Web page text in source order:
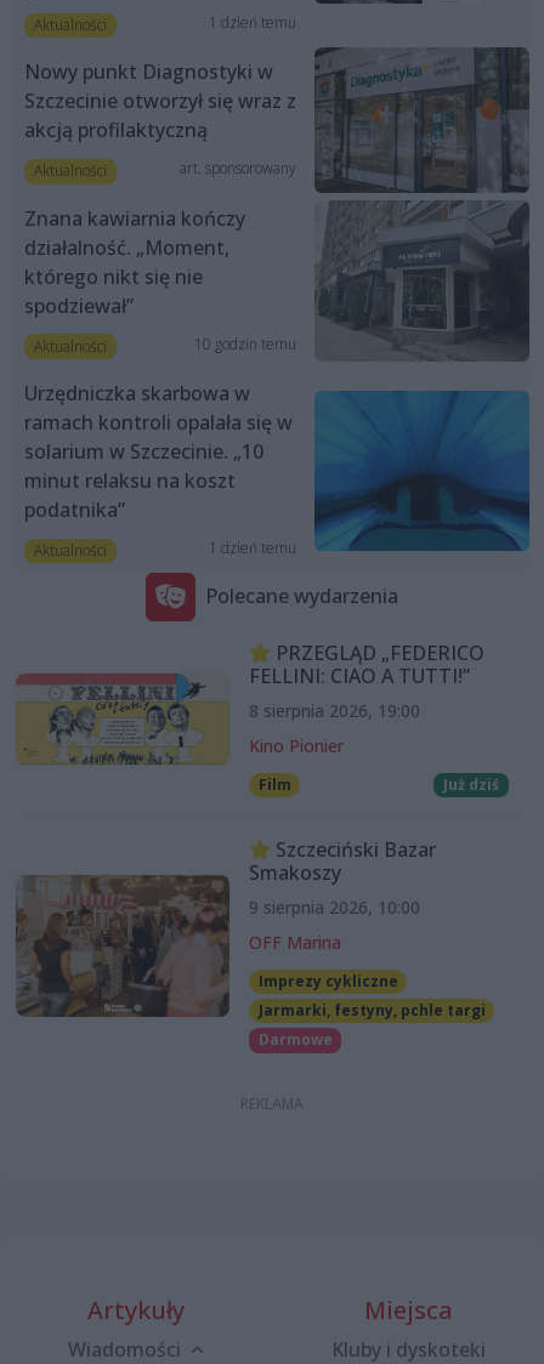
Aktualności 1 dzień temu
Nowy punkt Diagnostyki w
Szczecinie otworzył się wraz z
akcją profilaktyczną
Aktualności art. sponsorowany
Znana kawiarnia kończy
działalność. „Moment,
którego nikt się nie
spodziewał”
Aktualności 10 godzin temu
Urzędniczka skarbowa w
ramach kontroli opalała się w
solarium w Szczecinie. „10
minut relaksu na koszt
podatnika”
Aktualności 1 dzień temu
Polecane wydarzenia
PRZEGLĄD „FEDERICO
FELLINI: CIAO A TUTTI!”
8 sierpnia 2026, 19:00
Kino Pionier
Film Już dziś
Szczeciński Bazar
Smakoszy
9 sierpnia 2026, 10:00
OFF Marina
Imprezy cykliczne
Jarmarki, festyny, pchle targi
Darmowe
Artykuły
Wiadomości
Miejsca
Kluby i dyskoteki